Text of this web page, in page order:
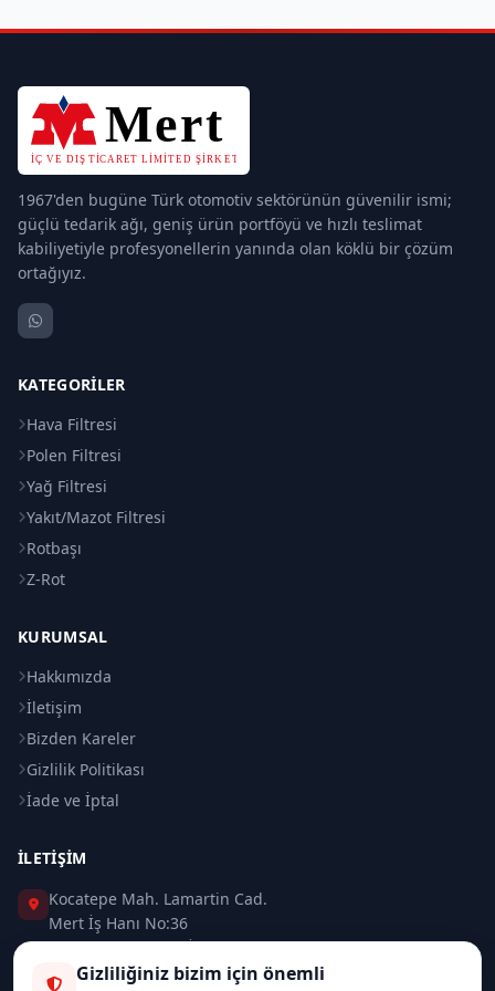
1967'den bugüne Türk otomotiv sektörünün güvenilir ismi;
güçlü tedarik ağı, geniş ürün portföyü ve hızlı teslimat
kabiliyetiyle profesyonellerin yanında olan köklü bir çözüm
ortağıyız.
KATEGORILER
Hava Filtresi
Polen Filtresi
Yağ Filtresi
Yakıt/Mazot Filtresi
Rotbaşı
Z-Rot
KURUMSAL
Hakkımızda
İletişim
Bizden Kareler
Gizlilik Politikası
İade ve İptal
İLETIŞIM
Kocatepe Mah. Lamartin Cad.
Mert İş Hanı No:36
Taksim / Beyoğlu / İSTANBUL
Gizliliğiniz bizim için önemli